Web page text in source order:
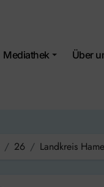
Mediathek Über
26 Landkreis